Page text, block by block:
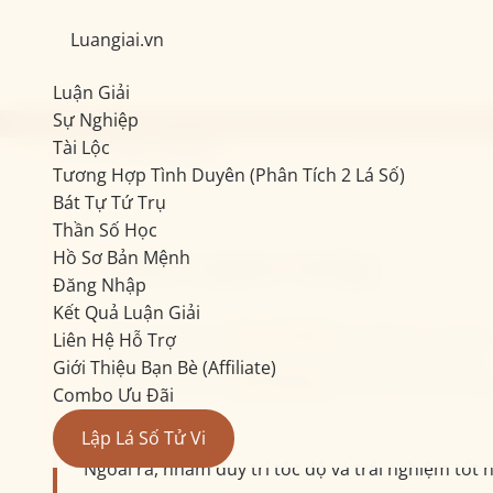
COMBO 3 BÀI TỬ VI TRỌN ĐỜI CAO CẤP 100 MỤC CHỈ
Luangiai.vn
Luận Giải
Sự Nghiệp
Tài Lộc
Tương Hợp Tình Duyên (Phân Tích 2 Lá Số)
Bát Tự Tứ Trụ
Thần Số Học
Hồ Sơ Bản Mệnh
Đăng Nhập
Kết Quả Luận Giải
Liên Hệ Hỗ Trợ
Giới Thiệu Bạn Bè (Affiliate)
Combo Ưu Đãi
Lập Lá Số Tử Vi
Hồ Sơ Bản Mệnh
Lưu ý quan trọng
Bản luận giải
xoá và bạn cần tạo yêu cầu luận giải lại từ đầu.
Đối với các bài
Ngoài ra, nhằm duy trì tốc độ và trải nghiệm tốt